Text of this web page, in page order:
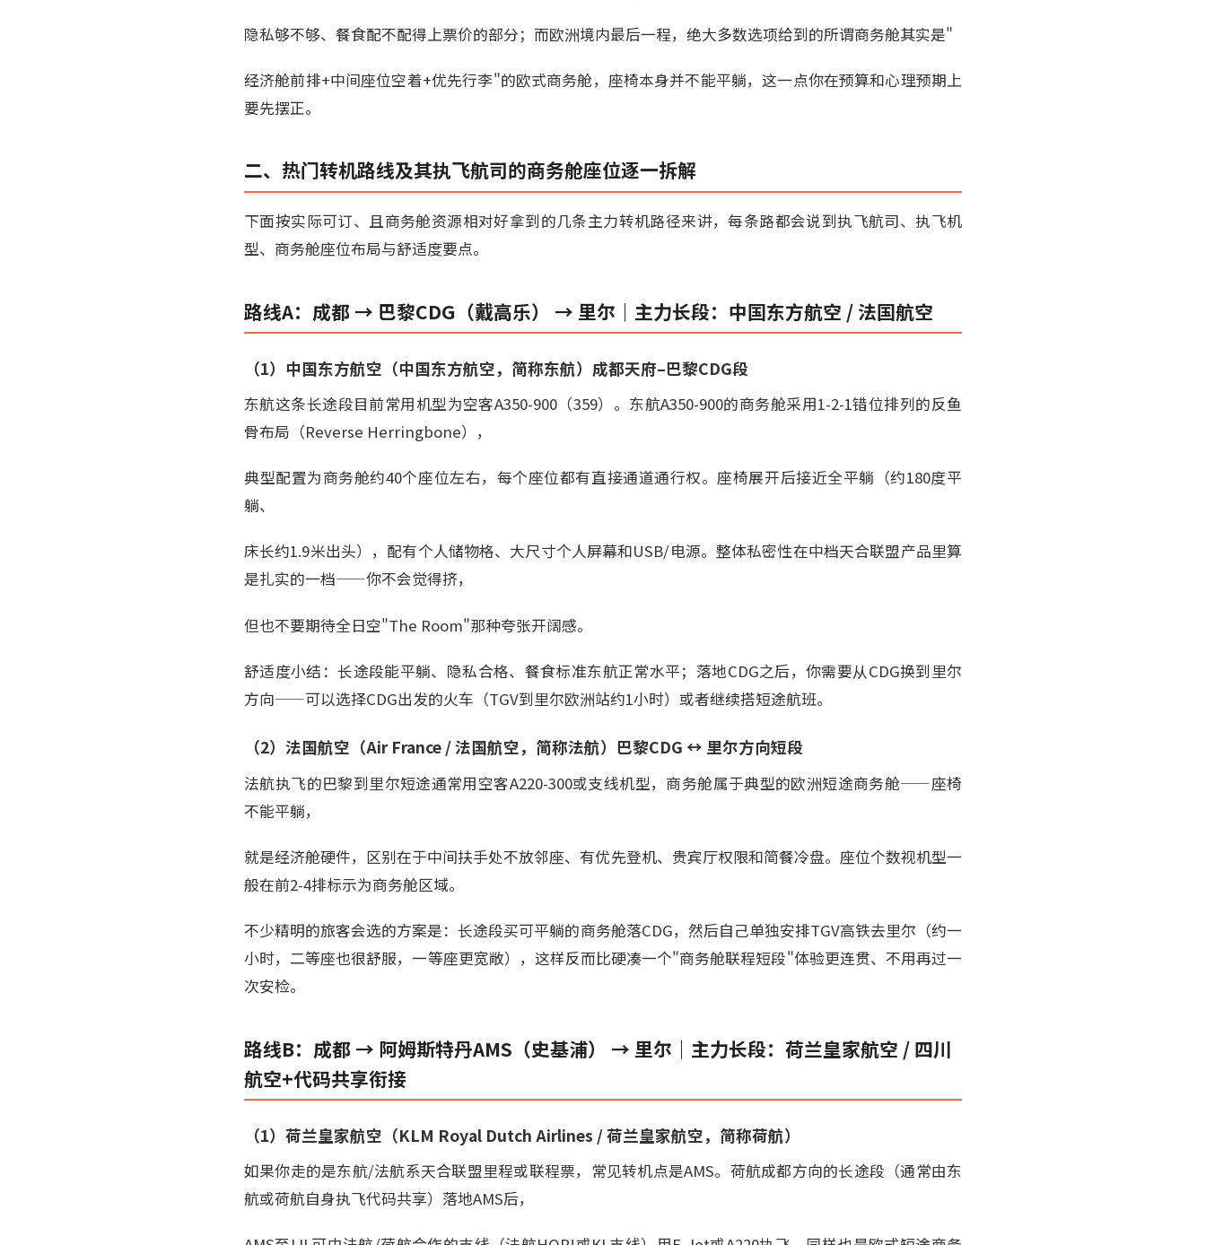
隐私够不够、餐食配不配得上票价的部分；而欧洲境内最后一程，绝大多数选项给到的所谓商务舱其实是"
经济舱前排+中间座位空着+优先行李"的欧式商务舱，座椅本身并不能平躺，这一点你在预算和心理预期上
要先摆正。
二、热门转机路线及其执飞航司的商务舱座位逐一拆解
下面按实际可订、且商务舱资源相对好拿到的几条主力转机路径来讲，每条路都会说到执飞航司、执飞机
型、商务舱座位布局与舒适度要点。
路线A：成都 → 巴黎CDG（戴高乐） → 里尔｜主力长段：中国东方航空 / 法国航空
（1）中国东方航空（中国东方航空，简称东航）成都天府–巴黎CDG段
东航这条长途段目前常用机型为空客A350-900（359）。东航A350-900的商务舱采用1-2-1错位排列的反鱼
骨布局（Reverse Herringbone），
典型配置为商务舱约40个座位左右，每个座位都有直接通道通行权。座椅展开后接近全平躺（约180度平
躺、
床长约1.9米出头），配有个人储物格、大尺寸个人屏幕和USB/电源。整体私密性在中档天合联盟产品里算
是扎实的一档——你不会觉得挤，
但也不要期待全日空"The Room"那种夸张开阔感。
舒适度小结：长途段能平躺、隐私合格、餐食标准东航正常水平；落地CDG之后，你需要从CDG换到里尔
方向——可以选择CDG出发的火车（TGV到里尔欧洲站约1小时）或者继续搭短途航班。
（2）法国航空（Air France / 法国航空，简称法航）巴黎CDG ↔ 里尔方向短段
法航执飞的巴黎到里尔短途通常用空客A220-300或支线机型，商务舱属于典型的欧洲短途商务舱——座椅
不能平躺，
就是经济舱硬件，区别在于中间扶手处不放邻座、有优先登机、贵宾厅权限和简餐冷盘。座位个数视机型一
般在前2-4排标示为商务舱区域。
不少精明的旅客会选的方案是：长途段买可平躺的商务舱落CDG，然后自己单独安排TGV高铁去里尔（约一
小时，二等座也很舒服，一等座更宽敞），这样反而比硬凑一个"商务舱联程短段"体验更连贯、不用再过一
次安检。
路线B：成都 → 阿姆斯特丹AMS（史基浦） → 里尔｜主力长段：荷兰皇家航空 / 四川
航空+代码共享衔接
（1）荷兰皇家航空（KLM Royal Dutch Airlines / 荷兰皇家航空，简称荷航）
如果你走的是东航/法航系天合联盟里程或联程票，常见转机点是AMS。荷航成都方向的长途段（通常由东
航或荷航自身执飞代码共享）落地AMS后，